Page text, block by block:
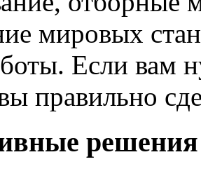
мировых
Если вам
правильно
решения